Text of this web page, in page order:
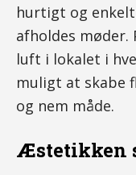
hurtigt og
afholdes møder.
luft i lokalet i
muligt at skabe
og nem måde.
Æstetikken